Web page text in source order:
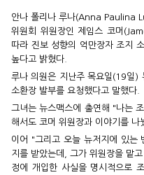
안나 폴리나 루나(Anna Paulina
위원회 위원장인 제임스 코머
따라 진보 성향의 억만장자 조지
높다고 밝혔다.
루나 의원은 지난주 목요일(19일)
소환장 발부를 요청했다고 말했다.
그녀는 뉴스맥스에 출연해 "나는
해서도 코머 위원장과 이야기를 나
이어 "그리고 오늘 뉴저지에 있는
지를 받았는데, 그가 위원장을 맡
정에 개입한 사실을 명시적으로